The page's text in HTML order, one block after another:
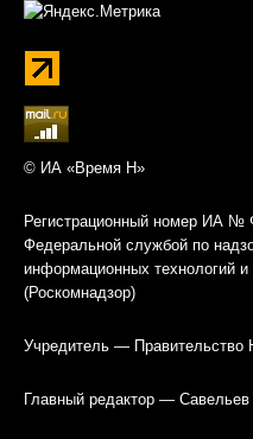
© ИА «Время Н»
Регистрационный номер ИА №
Федеральной службой по
информационных технологий
(Роскомнадзор)
Учредитель — Правительство
Главный редактор —